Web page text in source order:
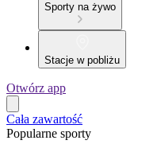
Sporty na żywo
Stacje w pobliżu
Otwórz app
Cała zawartość
Popularne sporty